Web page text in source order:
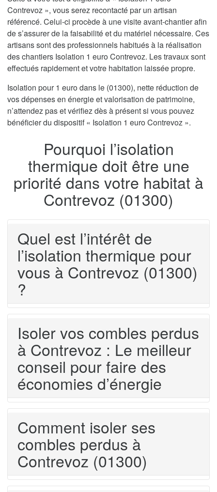
Contrevoz », vous serez recontacté par un artisan
référencé. Celui-ci procède à une visite avant-chantier afin
de s’assurer de la faisabilité et du matériel nécessaire. Ces
artisans sont des professionnels habitués à la réalisation
des chantiers Isolation 1 euro Contrevoz. Les travaux sont
effectués rapidement et votre habitation laissée propre.
Isolation pour 1 euro dans le (01300), nette réduction de
vos dépenses en énergie et valorisation de patrimoine,
n’attendez pas et vérifiez dès à présent si vous pouvez
bénéficier du dispositif « Isolation 1 euro Contrevoz ».
Pourquoi l’isolation
thermique doit être une
priorité dans votre habitat à
Contrevoz (01300)
Quel est l’intérêt de
l’isolation thermique pour
vous à Contrevoz (01300)
?
Isoler vos combles perdus
à Contrevoz : Le meilleur
conseil pour faire des
économies d’énergie
Comment isoler ses
combles perdus à
Contrevoz (01300)